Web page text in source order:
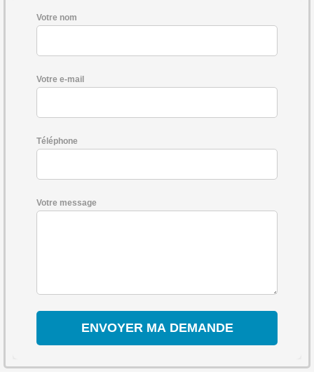
Votre nom
Votre e-mail
Téléphone
Votre message